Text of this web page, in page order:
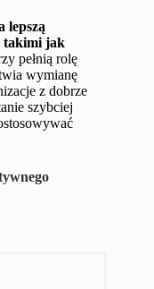
lepszą
takimi jak
pełnią rolę
wymianę
z dobrze
szybciej